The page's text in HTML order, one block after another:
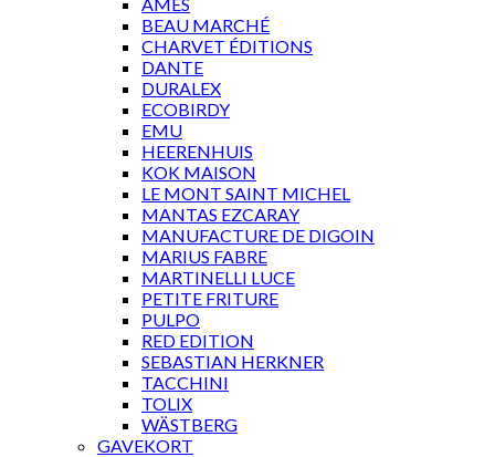
BEAU MARCHÉ
CHARVET ÉDITIONS
DANTE
DURALEX
ECOBIRDY
EMU
HEERENHUIS
KOK MAISON
LE MONT SAINT MICHEL
MANTAS EZCARAY
MANUFACTURE DE DIGOIN
MARIUS FABRE
MARTINELLI LUCE
PETITE FRITURE
PULPO
RED EDITION
SEBASTIAN HERKNER
TACCHINI
TOLIX
WÄSTBERG
GAVEKORT